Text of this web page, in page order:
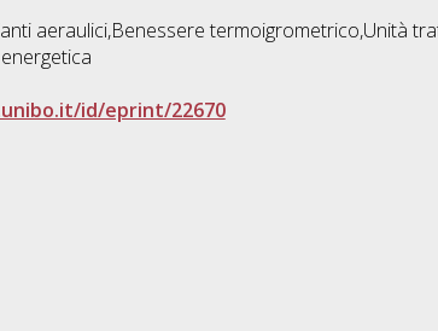
aeraulici,Benessere termoigrometrico,Unità
id/eprint/22670